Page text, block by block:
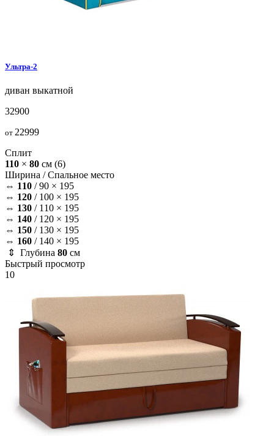
Ультра-2
диван выкатной
32900
от 22999
Сплит
110 × 80 см (6)
Ширина /Спальное место
⇔ 110 /90 × 195
⇔ 120 / 100 × 195
⇔ 130 / 110 × 195
⇔ 140 / 120 × 195
⇔ 150 / 130 × 195
⇔ 160 / 140 × 195
⇕ Глубина 80 см
Быстрый просмотр
10